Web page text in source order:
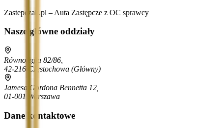
Zastepczak.pl – Auta Zastępcze z OC sprawcy
Nasze główne oddziały
Równoległa 82/86,
42-216 Częstochowa (Główny)
Jamesa Gordona Bennetta 12,
01-001 Warszawa
Dane kontaktowe